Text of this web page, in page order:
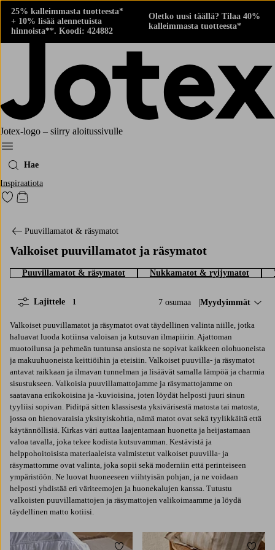
25% kalleimmasta tuotteesta*
+ 10% lisää alennetuista
hinnoista**. Koodi: 424882
Oletko uusi täällä? Tilaa 40%
kalleimmasta tuotteesta*
Jotex-logo – siirry aloitussivulle
Menu
Hae
Inspiraatiota
Siirry merkittyihin suosikkituotteisiin
Siirry ostoskoriin
Puuvillamatot & räsymatot
Valkoiset puuvillamatot ja räsymatot
Puuvillamatot & räsymatot Nukkamatot & ryijymatot
7 osumaa Lajittele:
Myydyimmät
Lajittele 1
Valkoiset puuvillamatot ja räsymatot ovat täydellinen valinta niille, jotka
haluavat luoda kotiinsa valoisan ja kutsuvan ilmapiirin. Ajattoman
muotoilunsa ja pehmeän tuntunsa ansiosta ne sopivat kaikkeen olohuoneista
ja makuuhuoneista keittiöihin ja eteisiin. Valkoiset puuvilla- ja räsymatot
antavat raikkaan ja ilmavan tunnelman ja lisäävät samalla lämpöä ja charmia
sisustukseen. Valkoisia puuvillamattojamme ja räsymattojamme on
saatavana erikokoisina ja -kuvioisina, joten löydät helposti juuri sinun
tyyliisi sopivan. Piditpä sitten klassisesta yksivärisestä matosta tai matosta,
jossa on hienovaraisia yksityiskohtia, nämä matot ovat sekä tyylikkäitä että
käytännöllisiä. Kirkas väri auttaa laajentamaan huonetta ja heijastamaan
valoa tavalla, joka tekee kodista kutsuvamman. Kestävistä ja
helppohoitoisista materiaaleista valmistetut valkoiset puuvilla- ja
räsymattomme ovat valinta, joka sopii sekä moderniin että perinteiseen
ympäristöön. Ne luovat huoneeseen viihtyisän pohjan, ja ne voidaan
helposti yhdistää eri väriteemojen ja huonekalujen kanssa. Tutustu
valkoisten puuvillamattojen ja räsymattojen valikoimaamme ja löydä
täydellinen matto kotiisi.